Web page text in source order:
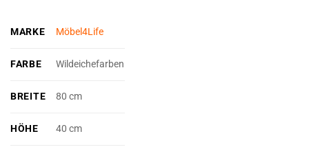
MARKE Möbel4Life
FARBE Wildeichefarben
BREITE 80 cm
HÖHE 40 cm